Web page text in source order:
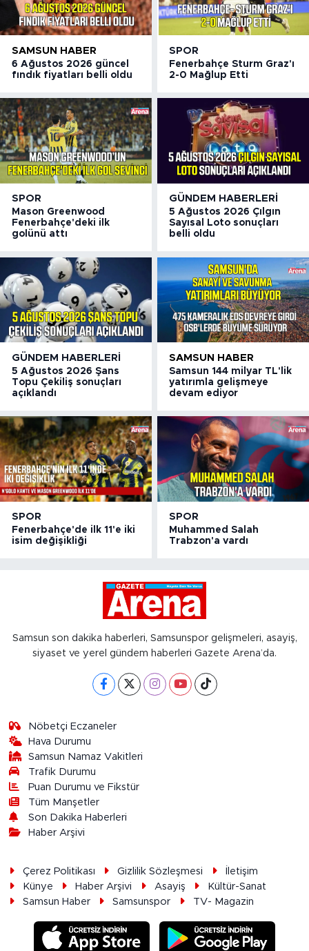
SAMSUN HABER
6 Ağustos 2026 güncel
fındık fiyatları belli oldu
SPOR
Fenerbahçe Sturm Graz'ı
2-0 Mağlup Etti
SPOR
Mason Greenwood
Fenerbahçe'deki ilk
golünü attı
GÜNDEM HABERLERI
5 Ağustos 2026 Çılgın
Sayısal Loto sonuçları
belli oldu
GÜNDEM HABERLERI
5 Ağustos 2026 Şans
Topu Çekiliş sonuçları
açıklandı
SAMSUN HABER
Samsun 144 milyar TL'lik
yatırımla gelişmeye
devam ediyor
SPOR
Fenerbahçe'de ilk 11'e iki
isim değişikliği
SPOR
Muhammed Salah
Trabzon'a vardı
Samsun son dakika haberleri, Samsunspor gelişmeleri, asayiş,
siyaset ve yerel gündem haberleri Gazete Arena’da.
Nöbetçi Eczaneler
Hava Durumu
Samsun Namaz Vakitleri
Trafik Durumu
Puan Durumu ve Fikstür
Tüm Manşetler
Son Dakika Haberleri
Haber Arşivi
Çerez Politikası Gizlilik Sözleşmesi
İletişim
Künye
Haber Arşivi Asayiş
Kültür-Sanat
Samsun Haber
Samsunspor TV- Magazin